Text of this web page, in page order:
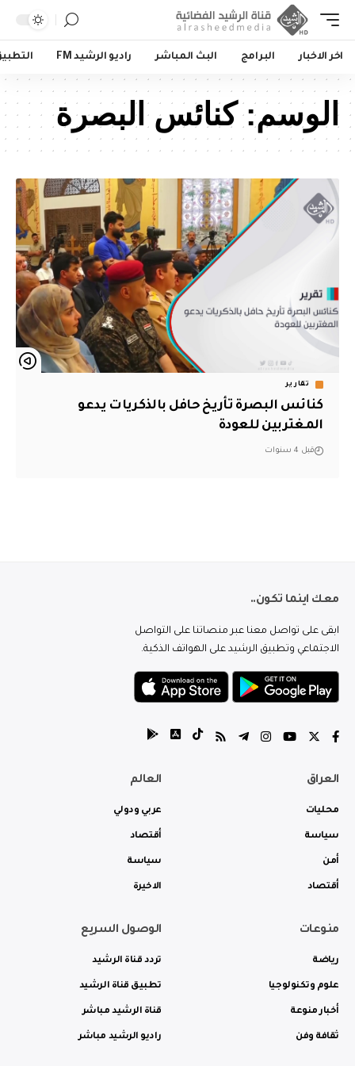
اخر الاخبار البرامج البث المباشر راديو الرشيد FM
الوسم:كنائس البصرة
تقارير
كنائس البصرة تأريخ حافل بالذكريات يدعو
المغتربين للعودة
قبل 4 سنوات
معك اينما تكون..
ابقى على تواصل معنا عبر منصاتنا على التواصل
الاجتماعي وتطبيق الرشيد على الهواتف الذكية.
العراق
محليات
سياسة
أمن
أقتصاد
العالم
عربي ودولي
أقتصاد
سياسة
الاخيرة
منوعات
رياضة
علوم وتكنولوجيا
أخبار منوعة
ثقافة وفن
الوصول السريع
تردد قناة الرشيد
تطبيق قناة الرشيد
قناة الرشيد مباشر
راديو الرشيد مباشر